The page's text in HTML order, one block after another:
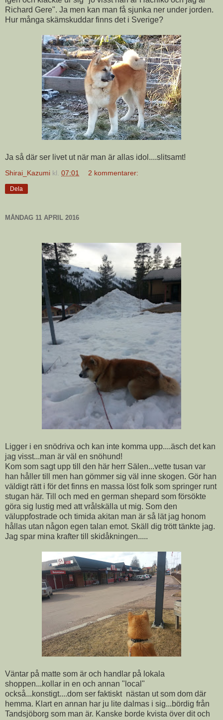
Richard Gere". Ja men kan man få sjunka ner under jorden.
Hur många skämskuddar finns det i Sverige?
Ja så där ser livet ut när man är allas idol....slitsamt!
Shirai_Kazumi kl. 07:01 2 kommentarer:
Dela
MÅNDAG 11 APRIL 2016
Ligger i en snödriva och kan inte komma upp....äsch det kan
jag visst...man är väl en snöhund!
Kom som sagt upp till den här herr Sälen...vette tusan var
han håller till men han gömmer sig väl inne skogen. Gör han
väldigt rätt i för det finns en massa löst folk som springer runt
stugan här. Till och med en german shepard som försökte
göra sig lustig med att vrålskälla ut mig. Som den
väluppfostrade och timida akitan man är så lät jag honom
hållas utan någon egen talan emot. Skäll dig trött tänkte jag.
Jag spar mina krafter till skidåkningen.....
Väntar på matte som är och handlar på lokala
shoppen...kollar in en och annan "local"
också...konstigt....dom ser faktiskt nästan ut som dom där
hemma. Klart en annan har ju lite dalmas i sig...bördig från
Tandsjöborg som man är. Kanske borde kvista över dit och